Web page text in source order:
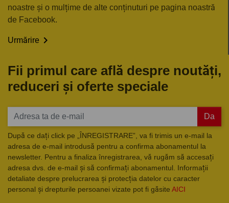
noastre și o mulțime de alte conținuturi pe pagina noastră
de Facebook.
Urmărire 
Fii primul care află despre noutăți,
reduceri și oferte speciale
Da
După ce dați click pe „ÎNREGISTRARE”, va fi trimis un e-mail la
adresa de e-mail introdusă pentru a confirma abonamentul la
newsletter. Pentru a finaliza înregistrarea, vă rugăm să accesați
adresa dvs. de e-mail și să confirmați abonamentul. Informații
detaliate despre prelucrarea și protecția datelor cu caracter
personal și drepturile persoanei vizate pot fi găsite AICI